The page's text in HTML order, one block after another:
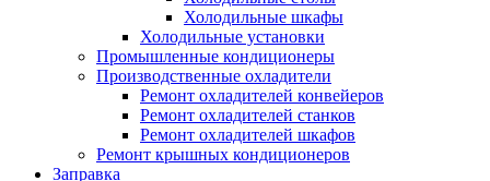
Холодильные шкафы
Холодильные установки
Промышленные кондиционеры
Производственные охладители
Ремонт охладителей конвейеров
Ремонт охладителей станков
Ремонт охладителей шкафов
Ремонт крышных кондиционеров
Заправка